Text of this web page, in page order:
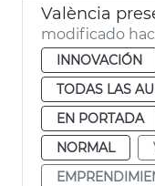
modificado
INNOVACIÓN
TODAS LAS
EN PORTADA
NORMAL